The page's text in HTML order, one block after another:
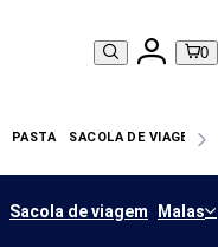
0
PASTA SACOLA DE VIAGEM
Sacola de viagem Malas